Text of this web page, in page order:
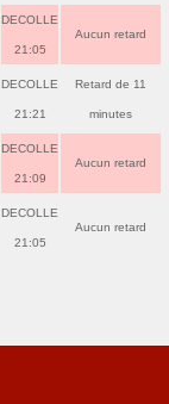
DECOLLE
21:05
Aucun retard
DECOLLE
21:21
Retard de 11
minutes
DECOLLE
21:09
Aucun retard
DECOLLE
21:05
Aucun retard